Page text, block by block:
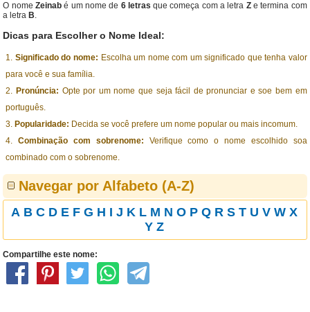
O nomeZeinab é um nome de 6 letras que começa com a letra Ze termina com
a letra B.
Dicas para Escolher o Nome Ideal:
Significado do nome: Escolha um nome com um significado que tenha valor
para você e sua família.
Pronúncia: Opte por um nome que seja fácil de pronunciar e soe bem em
português.
Popularidade: Decida se você prefere um nome popular ou mais incomum.
Combinação com sobrenome: Verifique como o nome escolhido soa
combinado com o sobrenome.
Navegar por Alfabeto (A-Z)
A B C D E F G H I J K L M N O P Q R S T U V W X
Y Z
Compartilhe este nome: